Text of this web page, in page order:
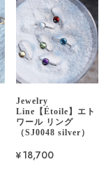
Jewelry
Line【Étoile】エト
ワール リング
（SJ0048 silver）
¥18,700